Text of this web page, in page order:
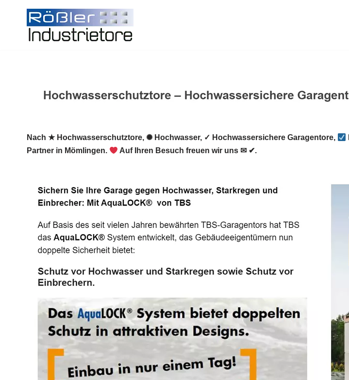
Nach ★ Hochwasserschutztore, ✺ Hochwasser, ✓ Hochwassersichere Garagentore,
Partner in Mömlingen.
Auf Ihren Besuch freuen wir uns ✉ ✔.